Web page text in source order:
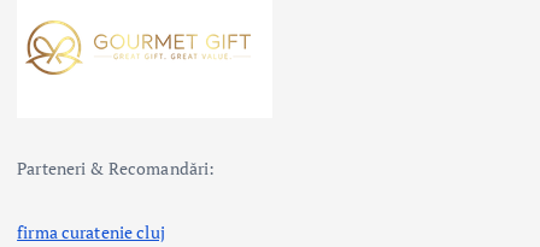
Parteneri & Recomandări:
firma curatenie cluj